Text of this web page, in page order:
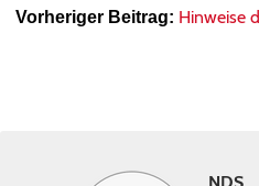
Vorheriger Beitrag: Hinweise